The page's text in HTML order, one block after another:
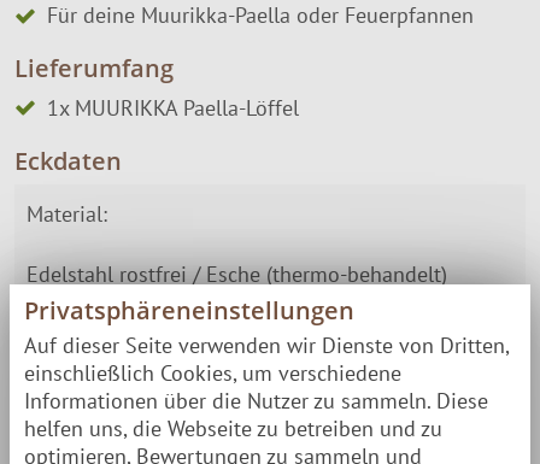
Für deine Muurikka-Paella oder Feuerpfannen
Lieferumfang
1x MUURIKKA Paella-Löffel
Eckdaten
Material:
Edelstahl rostfrei / Esche (thermo-behandelt)
Länge 33,5 cm
Lieferung erfolgt schnell und bequem per
Paketversandzu Dir nach Hause.
Privatsphäreneinstellungen
Auf dieser Seite verwenden wir Dienste von Dritten,
einschließlich Cookies, um verschiedene
Informationen über die Nutzer zu sammeln. Diese
helfen uns, die Webseite zu betreiben und zu
optimieren, Bewertungen zu sammeln und